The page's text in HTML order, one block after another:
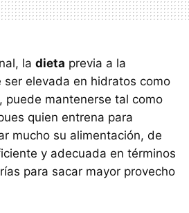
la dieta previa a la
ser elevada en hidratos como
puede mantenerse tal como
quien entrena para
mucho su alimentación, de
y adecuada en términos
para sacar mayor provecho